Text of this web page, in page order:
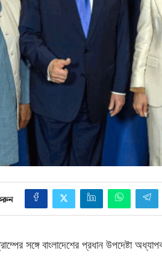
সঙ্গে বাংলাদেশের প্রধান উপদেষ্টা